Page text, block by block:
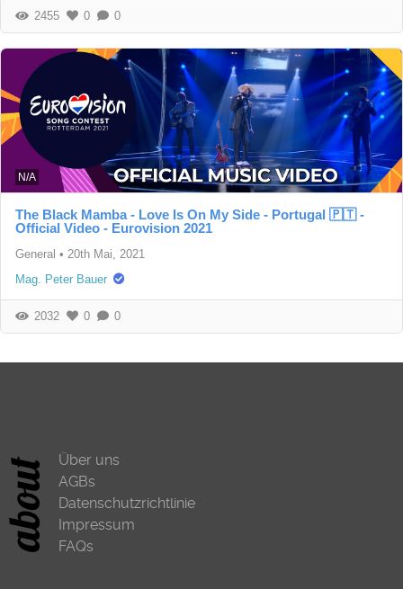
2455 0 0
N/A
The Black Mamba - Love Is On My Side - Portugal 🇵🇹 -
Official Video - Eurovision 2021
General • 20th Mai, 2021
Mag. Peter Bauer
2032 0 0
Über uns
AGBs
Datenschutzrichtlinie
Impressum
FAQs